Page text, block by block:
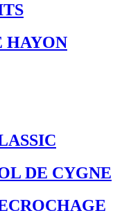
HAYON
DE CYGNE